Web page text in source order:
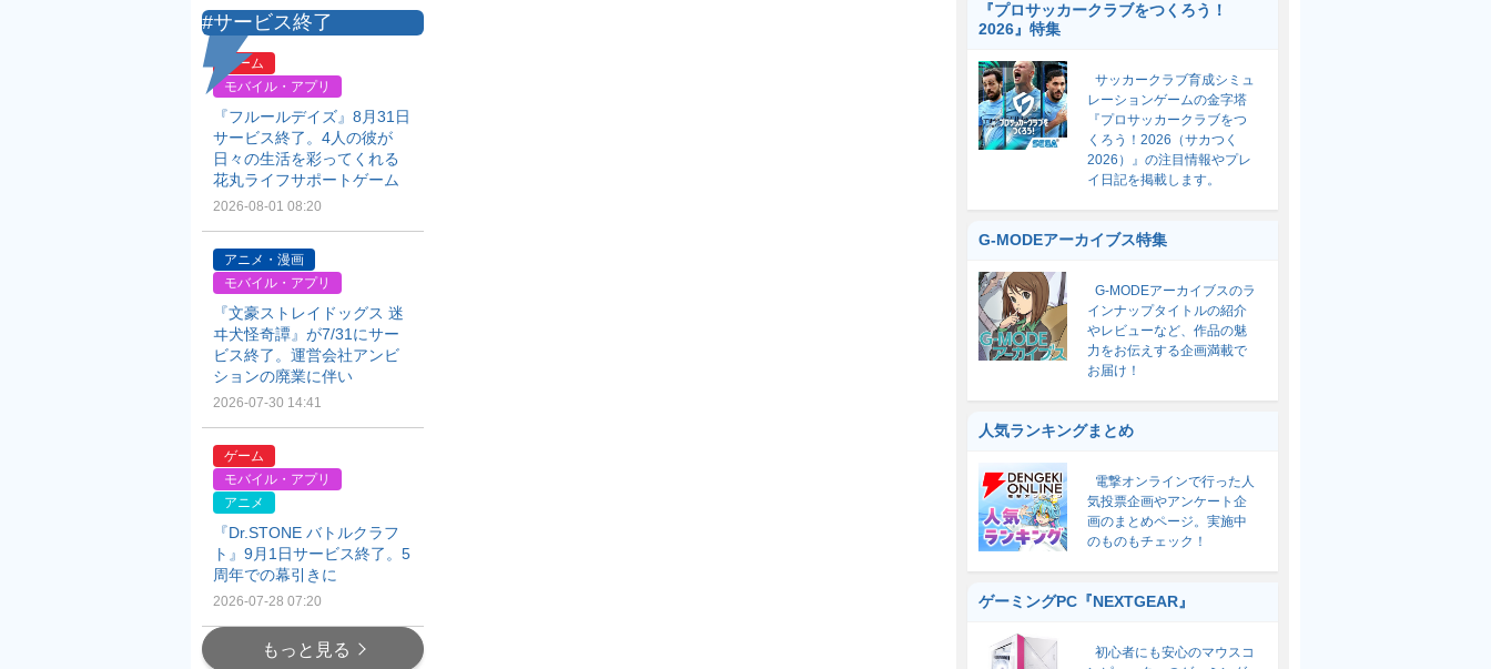
#サービス終了
ゲーム
モバイル・アプリ
『フルールデイズ』8月31日
サービス終了。4人の彼が
日々の生活を彩ってくれる
花丸ライフサポートゲーム
2026-08-01 08:20
アニメ・漫画
モバイル・アプリ
『文豪ストレイドッグス 迷
ヰ犬怪奇譚』が7/31にサー
ビス終了。運営会社アンビ
ションの廃業に伴い
2026-07-30 14:41
ゲーム
モバイル・アプリ
アニメ
『Dr.STONE バトルクラフ
ト』9月1日サービス終了。5
周年での幕引きに
2026-07-28 07:20
もっと見る
『プロサッカークラブをつくろう！
2026』特集
サッカークラブ育成シミュ
レーションゲームの金字塔
『プロサッカークラブをつ
くろう！2026（サカつく
2026）』の注目情報やプレ
イ日記を掲載します。
G-MODEアーカイブス特集
G-MODEアーカイブスのラ
インナップタイトルの紹介
やレビューなど、作品の魅
力をお伝えする企画満載で
お届け！
人気ランキングまとめ
電撃オンラインで行った人
気投票企画やアンケート企
画のまとめページ。実施中
のものもチェック！
ゲーミングPC『NEXTGEAR』
初心者にも安心のマウスコ